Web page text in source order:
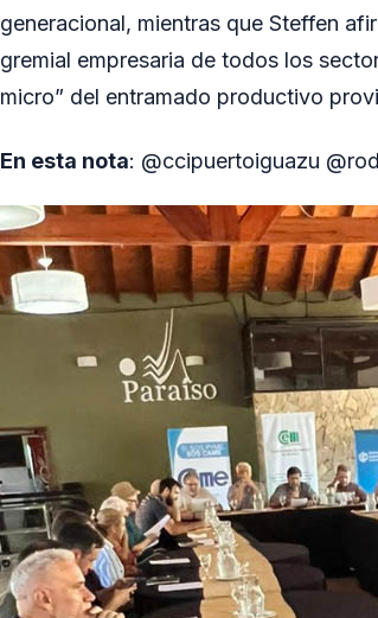
generacional, mientras que Steffen
gremial empresaria de todos los
micro” del entramado productivo
En esta nota: @ccipuertoiguazu